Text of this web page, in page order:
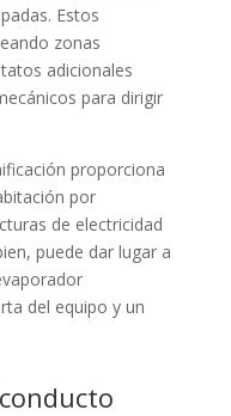
Estos
zonas
adicionales
para dirigir
proporciona
por
de electricidad
puede dar lugar a
del equipo y un